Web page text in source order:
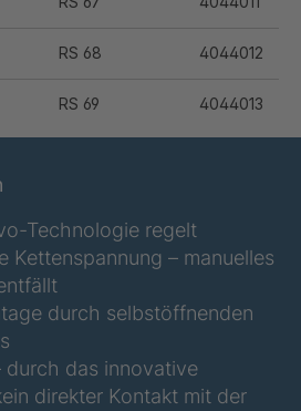
RS 68 4044012
RS 69 4044013
RS 75 4044032
RS 76 4044033
Technologie regelt
Kettenspannung – manuelles
durch selbstöffnenden
durch das innovative
direkter Kontakt mit der